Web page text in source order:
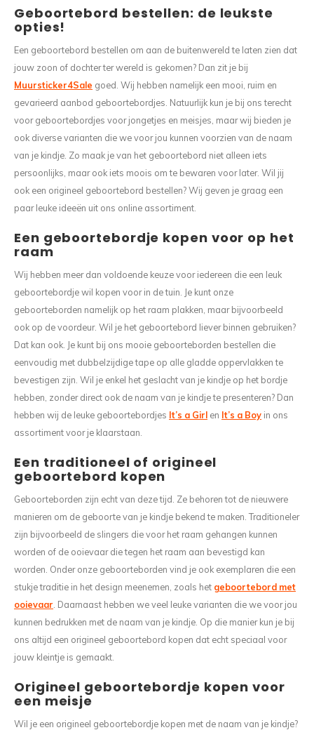
Wasruimte muurstickers
Tuin
Sport
Origami
Raamfolie bloemen
Zonwerende folie
Raamfolie dieren
Design
Welkom thuis
Trapstickers
Geboortebord bestellen: de leukste
opties!
Een geboortebord bestellen om aan de buitenwereld te laten zien dat
jouw zoon of dochter ter wereld is gekomen? Dan zit je bij
Muursticker4Sale goed. Wij hebben namelijk een mooi, ruim en
gevarieerd aanbod geboortebordjes. Natuurlijk kun je bij ons terecht
voor geboortebordjes voor jongetjes en meisjes, maar wij bieden je
ook diverse varianten die we voor jou kunnen voorzien van de naam
van je kindje. Zo maak je van het geboortebord niet alleen iets
persoonlijks, maar ook iets moois om te bewaren voor later. Wil jij
ook een origineel geboortebord bestellen? Wij geven je graag een
paar leuke ideeën uit ons online assortiment.
Een geboortebordje kopen voor op het
raam
Wij hebben meer dan voldoende keuze voor iedereen die een leuk
geboortebordje wil kopen voor in de tuin. Je kunt onze
geboorteborden namelijk op het raam plakken, maar bijvoorbeeld
ook op de voordeur. Wil je het geboortebord liever binnen gebruiken?
Dat kan ook. Je kunt bij ons mooie geboorteborden bestellen die
eenvoudig met dubbelzijdige tape op alle gladde oppervlakken te
bevestigen zijn. Wil je enkel het geslacht van je kindje op het bordje
hebben, zonder direct ook de naam van je kindje te presenteren? Dan
hebben wij de leuke geboortebordjes It’s a Girl en It’s a Boy in ons
assortiment voor je klaarstaan.
Een traditioneel of origineel
geboortebord kopen
Geboorteborden zijn echt van deze tijd. Ze behoren tot de nieuwere
manieren om de geboorte van je kindje bekend te maken. Traditioneler
zijn bijvoorbeeld de slingers die voor het raam gehangen kunnen
worden of de ooievaar die tegen het raam aan bevestigd kan
worden. Onder onze geboorteborden vind je ook exemplaren die een
stukje traditie in het design meenemen, zoals het geboortebord met
ooievaar . Daarnaast hebben we veel leuke varianten die we voor jou
kunnen bedrukken met de naam van je kindje. Op die manier kun je bij
ons altijd een origineel geboortebord kopen dat echt speciaal voor
jouw kleintje is gemaakt.
Origineel geboortebordje kopen voor
een meisje
Wil je een origineel geboortebordje kopen met de naam van je kindje?